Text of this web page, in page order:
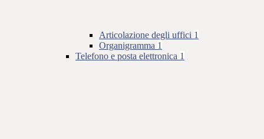
Articolazione degli uffici 1
Organigramma 1
Telefono e posta elettronica 1